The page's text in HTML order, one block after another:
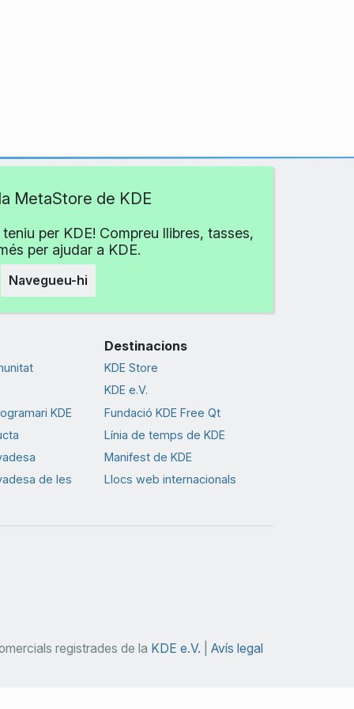
MetaStore de KDE
per KDE! Compreu llibres, tasses,
per ajudar a KDE.
Navegueu-hi
KDE
de les
Destinacions
KDE Store
KDE e.V.
Fundació KDE Free Qt
Línia de temps de KDE
Manifest de KDE
Llocs web internacionals
registrades de la KDE e.V. Avís legal